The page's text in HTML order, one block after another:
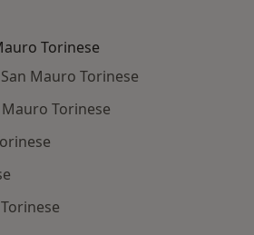
Torinese
Mauro Torinese
Torinese